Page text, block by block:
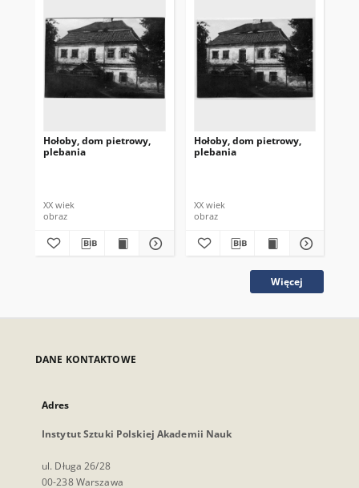
Hołoby, dom pietrowy,
plebania
XX wiek
obraz
Hołoby, dom pietrowy,
plebania
XX wiek
obraz
Więcej
DANE KONTAKTOWE
Adres
Instytut Sztuki Polskiej Akademii Nauk
ul. Długa 26/28
00-238 Warszawa